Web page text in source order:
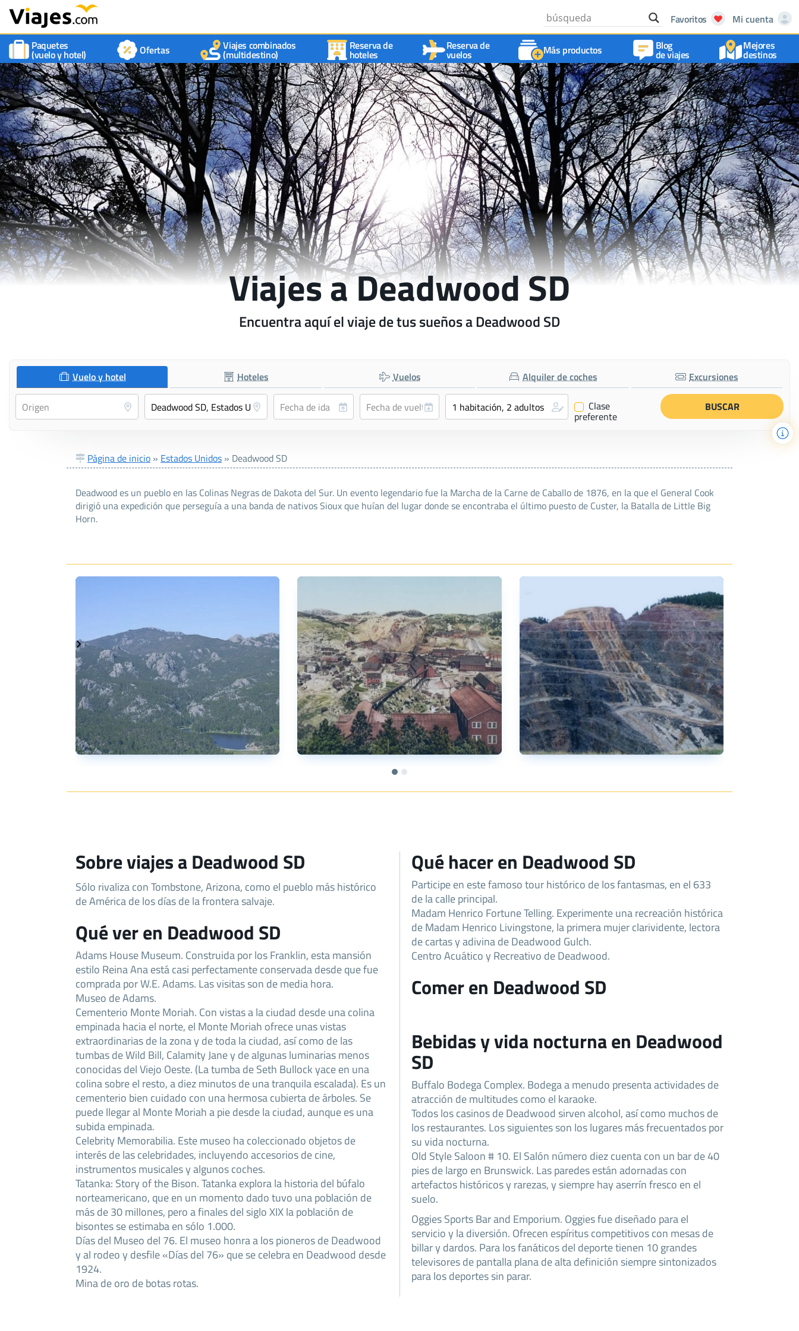
Favoritos
Mi cuenta
Paquetes
(vuelo y hotel) Ofertas Viajes combinados
(multidestino)
Reserva de
hoteles
Reserva de
vuelos Más productos Blog
de viajes
Mejores
destinos
Viajes a Deadwood SD
Encuentra aquí el viaje de tus sueños a Deadwood SD
Vuelo y hotel Hoteles Vuelos Alquiler de coches Excursiones
✔ Clase
preferente
Página de inicio » Estados Unidos » Deadwood SD
Deadwood es un pueblo en las Colinas Negras de Dakota del Sur. Un evento legendario fue la Marcha de la Carne de Caballo de 1876, en la que el General Cook
dirigió una expedición que perseguía a una banda de nativos Sioux que huían del lugar donde se encontraba el último puesto de Custer, la Batalla de Little Big
Horn.
Sobre viajes a Deadwood SD
Sólo rivaliza con Tombstone, Arizona, como el pueblo más histórico
de América de los días de la frontera salvaje.
Qué ver en Deadwood SD
Adams House Museum. Construida por los Franklin, esta mansión
estilo Reina Ana está casi perfectamente conservada desde que fue
comprada por W.E. Adams. Las visitas son de media hora.
Museo de Adams.
Cementerio Monte Moriah. Con vistas a la ciudad desde una colina
empinada hacia el norte, el Monte Moriah ofrece unas vistas
extraordinarias de la zona y de toda la ciudad, así como de las
tumbas de Wild Bill, Calamity Jane y de algunas luminarias menos
conocidas del Viejo Oeste. (La tumba de Seth Bullock yace en una
colina sobre el resto, a diez minutos de una tranquila escalada). Es un
cementerio bien cuidado con una hermosa cubierta de árboles. Se
puede llegar al Monte Moriah a pie desde la ciudad, aunque es una
subida empinada.
Celebrity Memorabilia. Este museo ha coleccionado objetos de
interés de las celebridades, incluyendo accesorios de cine,
instrumentos musicales y algunos coches.
Tatanka: Story of the Bison. Tatanka explora la historia del búfalo
norteamericano, que en un momento dado tuvo una población de
más de 30 millones, pero a finales del siglo XIX la población de
bisontes se estimaba en sólo 1.000.
Días del Museo del 76. El museo honra a los pioneros de Deadwood
y al rodeo y desfile «Días del 76» que se celebra en Deadwood desde
1924.
Mina de oro de botas rotas.
Qué hacer en Deadwood SD
Participe en este famoso tour histórico de los fantasmas, en el 633
de la calle principal.
Madam Henrico Fortune Telling. Experimente una recreación histórica
de Madam Henrico Livingstone, la primera mujer clarividente, lectora
de cartas y adivina de Deadwood Gulch.
Centro Acuático y Recreativo de Deadwood.
Comer en Deadwood SD
Bebidas y vida nocturna en Deadwood
SD
Buffalo Bodega Complex. Bodega a menudo presenta actividades de
atracción de multitudes como el karaoke.
Todos los casinos de Deadwood sirven alcohol, así como muchos de
los restaurantes. Los siguientes son los lugares más frecuentados por
su vida nocturna.
Old Style Saloon # 10. El Salón número diez cuenta con un bar de 40
pies de largo en Brunswick. Las paredes están adornadas con
artefactos históricos y rarezas, y siempre hay aserrín fresco en el
suelo.
Oggies Sports Bar and Emporium. Oggies fue diseñado para el
servicio y la diversión. Ofrecen espíritus competitivos con mesas de
billar y dardos. Para los fanáticos del deporte tienen 10 grandes
televisores de pantalla plana de alta definición siempre sintonizados
para los deportes sin parar.